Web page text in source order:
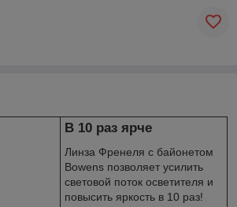
В 10 раз ярче
Линза Френеля с байонетом
Bowens позволяет усилить
световой поток осветителя и
повысить яркость в 10 раз!